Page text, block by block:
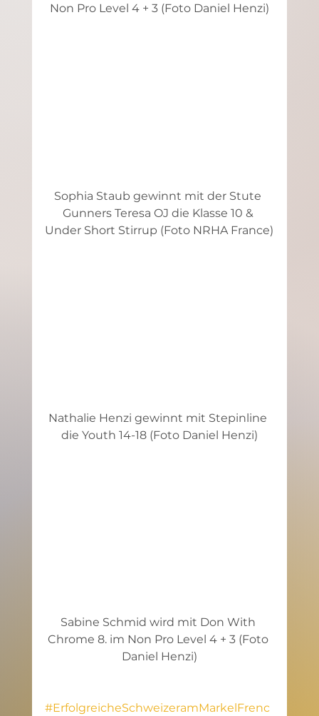
Non Pro Level 4 + 3 (Foto Daniel Henzi)
Sophia Staub gewinnt mit der Stute
Gunners Teresa OJ die Klasse 10 &
Under Short Stirrup (Foto NRHA France)
Nathalie Henzi gewinnt mit Stepinline
die Youth 14-18 (Foto Daniel Henzi)
Sabine Schmid wird mit Don With
Chrome 8. im Non Pro Level 4 + 3 (Foto
Daniel Henzi)
#ErfolgreicheSchweizeramMarkelFrenc